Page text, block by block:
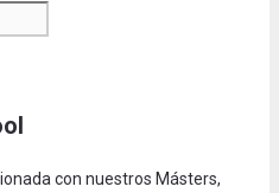
l
con nuestros Másters,